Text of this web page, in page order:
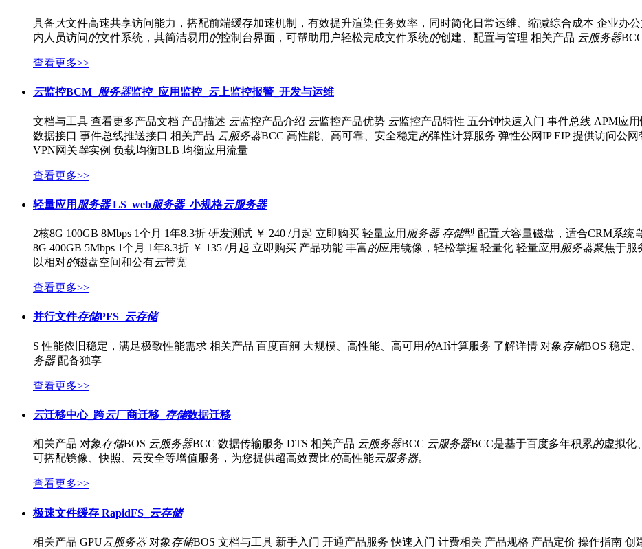
合
作
与
生
开
者
服
务
支
了
智
能
云
案
档
理
控
台
具备 大文件高速共享访问能力，搭配前端缓存加速机制，有效提升渲染任务效率，同时简化日常运维、缩减综合成本 企业办
内人员访问的文件系统，其简洁易用 的控制台界面，可帮助用户轻松完成文件系统的创建、配置与管理 相关产品 云服务器
查看更多>>
云监控BCM_ 服务器监控_应用监控_ 云上监控报警_开发与运维
文档与工具 查看更多产品文档 产品描述 云监控产品介绍 云监控产品优势 云监控产品特性 五分钟快速入门 事件总线 APM应
数据接口 事件总线推送接口 相关产品 云服务器BCC 高性能、高可靠、安全稳定的弹性计算服务 弹性公网IP EIP 提供访问公
VPN网关等实例 负载均衡BLB 均衡应用流量
查看更多>>
轻量应用 服务器LS_web服务器_小规格云服务器
2核8G 100GB 8Mbps 1个月 1年8.3折 研发测试 ￥ 240 /月起 立即购买 轻量应用 服务器 存储型 配置 大容量磁盘，适合CRM系统
8G 400GB 5Mbps 1个月 1年8.3折 ￥ 135 /月起 立即购买 产品功能 丰富的应用镜像，轻松掌握 轻量化 轻量应用 服务器聚焦于服
以相对的磁盘空间和公有云带宽
查看更多>>
并行文件存储PFS_ 云存储
S 性能依旧稳定，满足极致性能需求 相关产品 百度百舸 大规模、高性能、高可用 的AI计算服务 了解详情 对象存储BOS 稳定
务器配备独享
查看更多>>
云迁移中心_跨云厂商迁移_ 存储数据迁移
相关产品 对象存储BOS 云服务器BCC 数据传输服务 DTS 相关产品 云服务器BCC 云服务器BCC是基于百度多年积累的虚拟化
可搭配镜像、快照、云安全等增值服务，为您提供超高效费比的高性能云服务器。
查看更多>>
极速文件缓存 RapidFS_ 云存储
相关产品 GPU云服务器对象存储BOS 文档与工具 新手入门 开通产品服务 快速入门 计费相关 产品规格 产品定价 操作指南 创